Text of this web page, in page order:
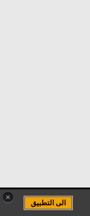
×
الى التطبيق